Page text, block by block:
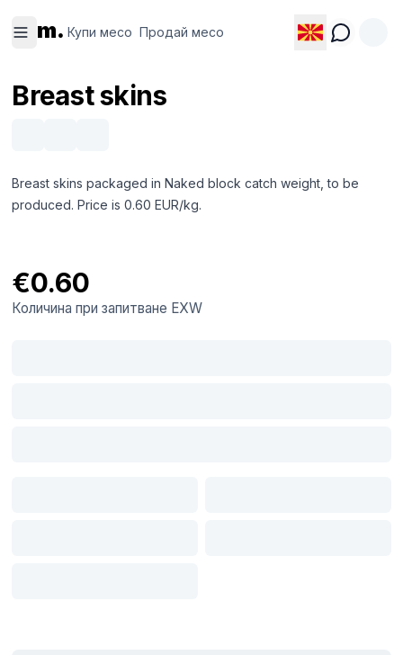
m. Купи месо Продай месо
месо
месо
Breast skins
Breast skins packaged in Naked block catch weight, to be
produced. Price is 0.60 EUR/kg.
€0.60
Количина при запитване EXW